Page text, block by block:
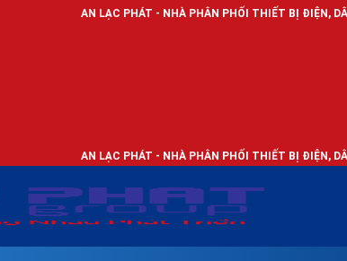
AN LẠC PHÁT - NHÀ PHÂN PHỐI THIẾT BỊ ĐIỆN, DÂY ĐIỆN VÀ ĐÈN
AN LẠC PHÁT - NHÀ PHÂN PHỐI THIẾT BỊ ĐIỆN, DÂY ĐIỆN VÀ ĐÈN